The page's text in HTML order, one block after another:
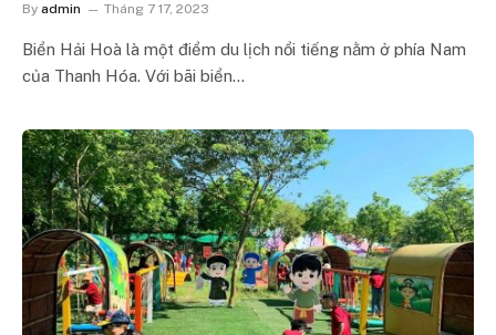
By admin Tháng 7 17, 2023
Biển Hải Hoà là một điểm du lịch nổi tiếng nằm ở phía Nam
của Thanh Hóa. Với bãi biển…